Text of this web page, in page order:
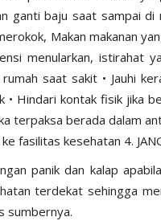
ganti baju saat sampai
Makan makanan
menularkan, istirahat
saat sakit • Jauhi
Hindari kontak fisik jika
terpaksa berada dalam
fasilitas kesehatan 4.
panik dan kalap
terdekat sehingga
sumbernya.